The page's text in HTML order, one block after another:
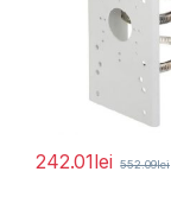
242.01lei 552.09lei